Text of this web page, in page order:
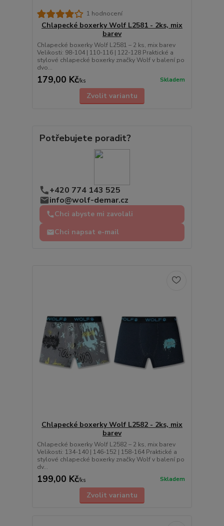
1 hodnocení
Chlapecké boxerky Wolf L2581 - 2ks, mix
barev
Chlapecké boxerky Wolf L2581 – 2 ks, mix barev
Velikosti: 98-104 | 110-116 | 122-128 Praktické a
stylové chlapecké boxerky značky Wolf v balení po
dvo...
179,00 Kč/ks Skladem
Zvolit variantu
Potřebujete poradit?
+420 774 143 525
info@wolf-demar.cz
Chci abyste mi zavolali
Chci napsat e-mail
Chlapecké boxerky Wolf L2582 - 2ks, mix
barev
Chlapecké boxerky Wolf L2582 – 2 ks, mix barev
Velikosti: 134-140 | 146-152 | 158-164 Praktické a
stylové chlapecké boxerky značky Wolf v balení po
dv...
199,00 Kč/ks Skladem
Zvolit variantu